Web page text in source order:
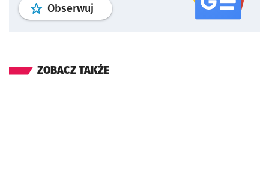
Obserwuj profil serwisu
ZOBACZ TAKŻE